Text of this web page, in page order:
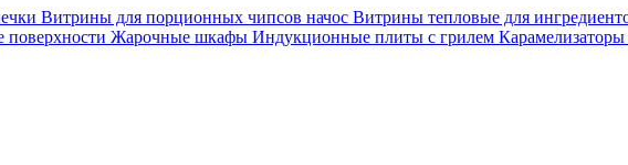
Витрины для порционных чипсов начос Витрины тепловые для
Жарочные шкафы Индукционные плиты с грилем Карамелизаторы